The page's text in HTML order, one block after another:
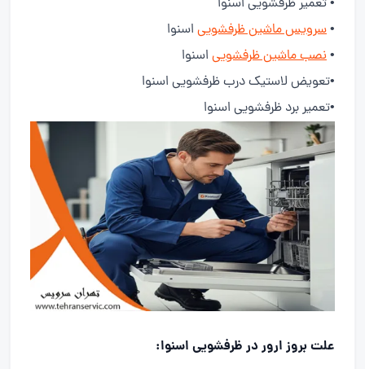
•سرویس ماشین ظرفشویی اسنوا
•نصب ماشین ظرفشویی اسنوا
•تعویض لاستیک درب ظرفشویی اسنوا
•تعمیر برد ظرفشویی اسنوا
علت بروز ارور در ظرفشویی اسنوا: